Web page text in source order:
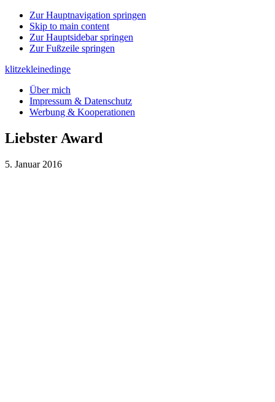
Zur Hauptnavigation springen
Skip to main content
Zur Hauptsidebar springen
Zur Fußzeile springen
klitzekleinedinge
Über mich
Impressum & Datenschutz
Werbung & Kooperationen
Liebster Award
5. Januar 2016